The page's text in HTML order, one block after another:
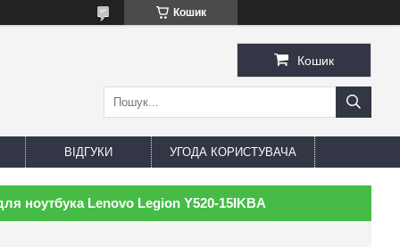
Кошик
Кошик
ВІДГУКИ УГОДА КОРИСТУВАЧА
ноутбука Lenovo Legion Y520-15IKBA